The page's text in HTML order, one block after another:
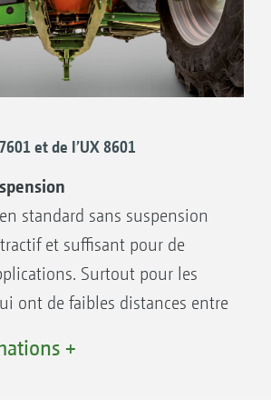
de voies sont possibles
les roues.
avec réglage continu de la
de 1,50 à 2,25 m pour l’UX
d’essieu
au roulis brevetée pour
et l’UX 5201 Super
pour un suivi
parfait
et de l’UX 8601
standard sans suspension
et suffisant pour de
Surtout pour les
ont de faibles distances entre
route.
+